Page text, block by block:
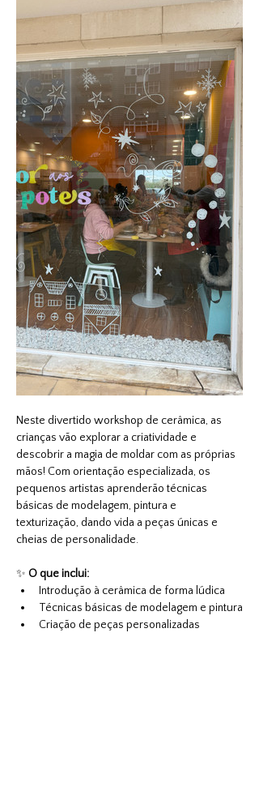
Neste divertido workshop de cerâmica, as
crianças vão explorar a criatividade e
descobrir a magia de moldar com as próprias
mãos! Com orientação especializada, os
pequenos artistas aprenderão técnicas
básicas de modelagem, pintura e
texturização, dando vida a peças únicas e
cheias de personalidade.
✨ O que inclui:
Introdução à cerâmica de forma lúdica
Técnicas básicas de modelagem e pintura
Criação de peças personalizadas